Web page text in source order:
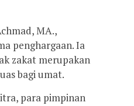
MA.,
penghargaan. Ia
zakat merupakan
bagi umat.
para pimpinan